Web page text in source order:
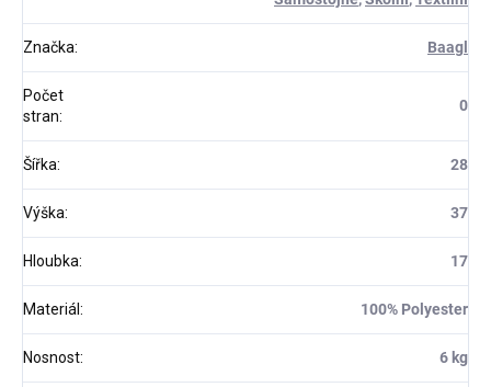
Značka: Baagl
Počet
stran:
0
Šířka: 28
Výška: 37
Hloubka: 17
Materiál: 100% Polyester
Nosnost: 6 kg